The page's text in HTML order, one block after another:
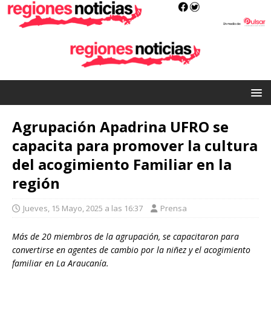
Agrupación Apadrina UFRO se
capacita para promover la cultura
del acogimiento Familiar en la
región
Jueves, 15 Mayo, 2025 a las 16:37 Prensa
Más de 20 miembros de la agrupación, se capacitaron para
convertirse en agentes de cambio por la niñez y el acogimiento
familiar en La Araucanía.